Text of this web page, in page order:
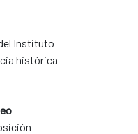
Instituto
histórica